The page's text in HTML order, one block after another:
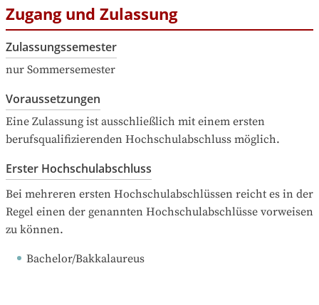
Zugang und Zulassung
Zulassungssemester
nur Sommersemester
Voraussetzungen
Eine Zulassung ist ausschließlich mit einem ersten
berufsqualifizierenden Hochschulabschluss möglich.
Erster Hochschulabschluss
Bei mehreren ersten Hochschulabschlüssen reicht es in der
Regel einen der genannten Hochschulabschlüsse vorweisen
zu können.
Bachelor/Bakkalaureus